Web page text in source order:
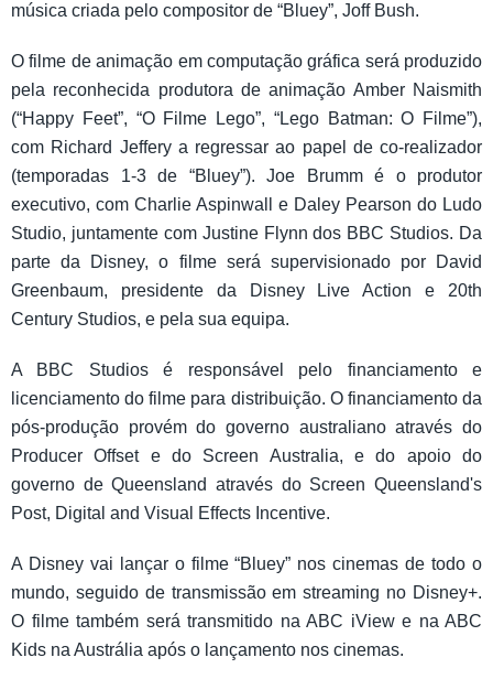
música criada pelo compositor de “Bluey”, Joff Bush.
O filme de animação em computação gráfica será produzido
pela reconhecida produtora de animação Amber Naismith
(“Happy Feet”, “O Filme Lego”, “Lego Batman: O Filme”),
com Richard Jeffery a regressar ao papel de co-realizador
(temporadas 1-3 de “Bluey”). Joe Brumm é o produtor
executivo, com Charlie Aspinwall e Daley Pearson do Ludo
Studio, juntamente com Justine Flynn dos BBC Studios. Da
parte da Disney, o filme será supervisionado por David
Greenbaum, presidente da Disney Live Action e 20th
Century Studios, e pela sua equipa.
A BBC Studios é responsável pelo financiamento e
licenciamento do filme para distribuição. O financiamento da
pós-produção provém do governo australiano através do
Producer Offset e do Screen Australia, e do apoio do
governo de Queensland através do Screen Queensland's
Post, Digital and Visual Effects Incentive.
A Disney vai lançar o filme “Bluey” nos cinemas de todo o
mundo, seguido de transmissão em streaming no Disney+.
O filme também será transmitido na ABC iView e na ABC
Kids na Austrália após o lançamento nos cinemas.